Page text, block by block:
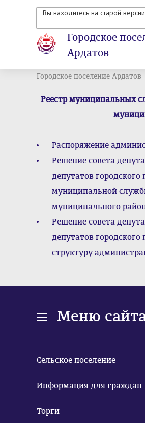
Вы находитесь на старой
Городское
Ардатов
Городское поселение Ардатов
Реестр муниципальных
Распоряжение
Решение совета
депутатов городского
муниципальной
муниципального
Решение совета
депутатов
структуру
Меню
Сельское поселение
Информация для граждан
Торги